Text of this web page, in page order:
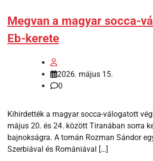
Megvan a magyar socca-
Eb-kerete
2026. május 15.
0
Kihirdették a magyar socca-válogatott
május 20. és 24. között Tiranában sorra
bajnokságra. A tornán Rozman Sándor
Szerbiával és Romániával […]